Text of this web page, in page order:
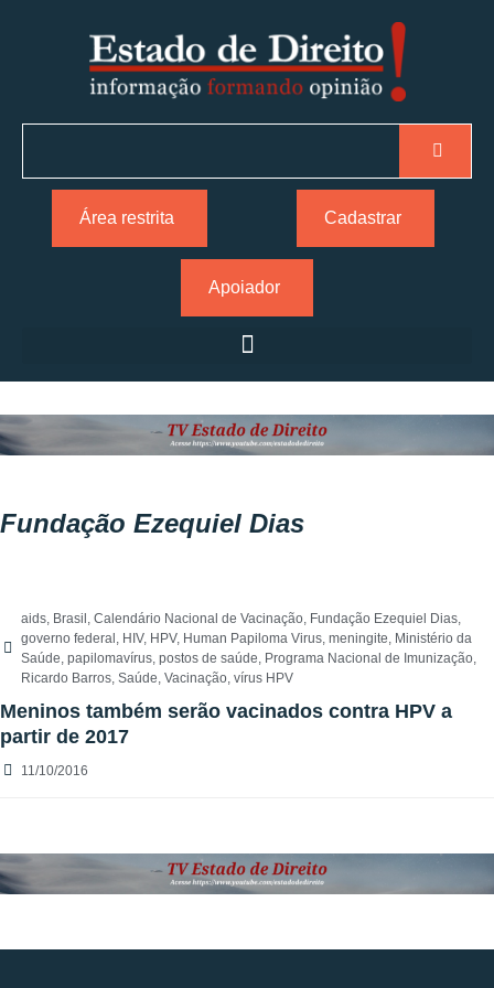
Área restrita Cadastrar
Apoiador
Fundação Ezequiel Dias
aids, Brasil , Calendário Nacional de Vacinação, Fundação Ezequiel Dias,
governo federal , HIV, HPV, Human Papiloma Virus, meningite, Ministério da
Saúde, papilomavírus, postos de saúde, Programa Nacional de Imunização,
Ricardo Barros, Saúde, Vacinação, vírus HPV
Meninos também serão vacinados contra HPV a
partir de 2017
11/10/2016